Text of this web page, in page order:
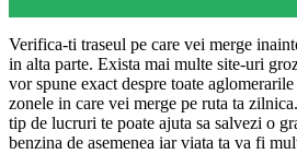
Verifica-ti traseul pe care vei merge
in alta parte. Exista mai multe site-uri
vor spune exact despre toate
zonele in care vei merge pe ruta ta
tip de lucruri te poate ajuta sa salvezi o
benzina de asemenea iar viata ta va fi